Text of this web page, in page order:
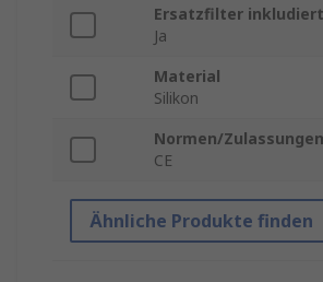
Ersatzfilter inkludiert
Ja
Material
Silikon
Normen/Zulassungen
CE
Ähnliche Produkte finden